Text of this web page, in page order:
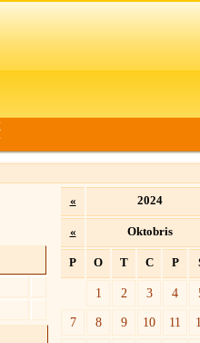
« 2024
« Oktobris
P O T C P
1 2 3 4
7
8 9 10 11